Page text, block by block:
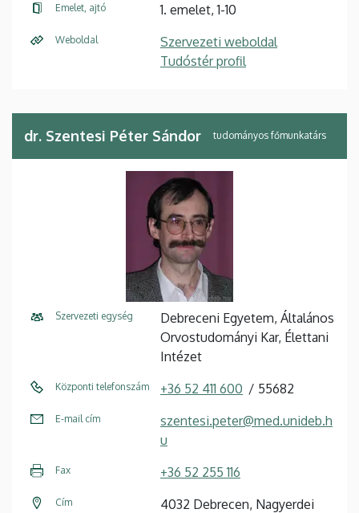
Emelet, ajtó 1. emelet, 1-10
Weboldal
Szervezeti weboldal
Tudóstér profil
dr. Szentesi Péter Sándor tudományos főmunkatárs
Szervezeti egység
Debreceni Egyetem, Általános
Orvostudományi Kar, Élettani
Intézet
Központi telefonszám +36 52 411 600 55682
E-mail cím
szentesi.peter@med.unideb.h
u
Fax +36 52 255 116
Cím
4032 Debrecen, Nagyerdei